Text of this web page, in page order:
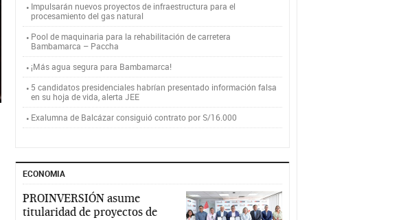
Impulsarán nuevos proyectos de infraestructura para el
procesamiento del gas natural
Pool de maquinaria para la rehabilitación de carretera
Bambamarca – Paccha
¡Más agua segura para Bambamarca!
5 candidatos presidenciales habrían presentado información falsa
en su hoja de vida, alerta JEE
Exalumna de Balcázar consiguió contrato por S/16.000
ECONOMIA
PROINVERSIÓN asume
titularidad de proyectos de